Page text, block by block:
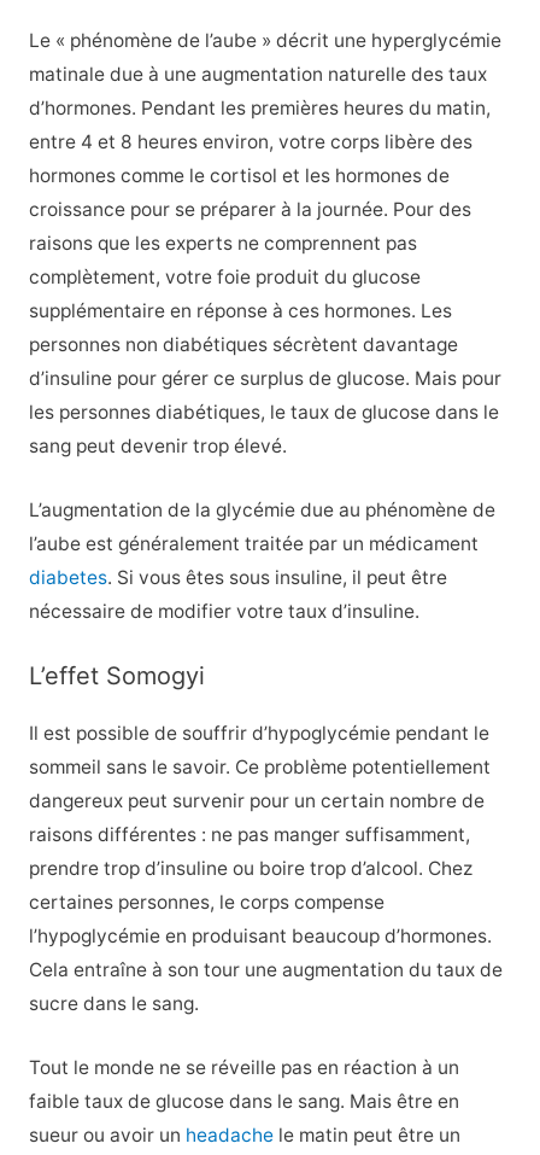
Le « phénomène de l’aube » décrit une hyperglycémie
matinale due à une augmentation naturelle des taux
d’hormones. Pendant les premières heures du matin,
entre 4 et 8 heures environ, votre corps libère des
hormones comme le cortisol et les hormones de
croissance pour se préparer à la journée. Pour des
raisons que les experts ne comprennent pas
complètement, votre foie produit du glucose
supplémentaire en réponse à ces hormones. Les
personnes non diabétiques sécrètent davantage
d’insuline pour gérer ce surplus de glucose. Mais pour
les personnes diabétiques, le taux de glucose dans le
sang peut devenir trop élevé.
L’augmentation de la glycémie due au phénomène de
l’aube est généralement traitée par un médicament
diabetes. Si vous êtes sous insuline, il peut être
nécessaire de modifier votre taux d’insuline.
L’effet Somogyi
Il est possible de souffrir d’hypoglycémie pendant le
sommeil sans le savoir. Ce problème potentiellement
dangereux peut survenir pour un certain nombre de
raisons différentes : ne pas manger suffisamment,
prendre trop d’insuline ou boire trop d’alcool. Chez
certaines personnes, le corps compense
l’hypoglycémie en produisant beaucoup d’hormones.
Cela entraîne à son tour une augmentation du taux de
sucre dans le sang.
Tout le monde ne se réveille pas en réaction à un
faible taux de glucose dans le sang. Mais être en
sueur ou avoir un headachele matin peut être un